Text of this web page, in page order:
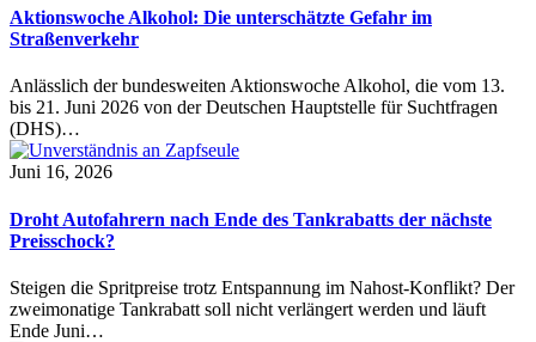
Aktionswoche Alkohol: Die unterschätzte Gefahr im
Straßenverkehr
Anlässlich der bundesweiten Aktionswoche Alkohol, die vom 13.
bis 21. Juni 2026 von der Deutschen Hauptstelle für Suchtfragen
(DHS)…
Juni 16, 2026
Droht Autofahrern nach Ende des Tankrabatts der nächste
Preisschock?
Steigen die Spritpreise trotz Entspannung im Nahost-Konflikt? Der
zweimonatige Tankrabatt soll nicht verlängert werden und läuft
Ende Juni…